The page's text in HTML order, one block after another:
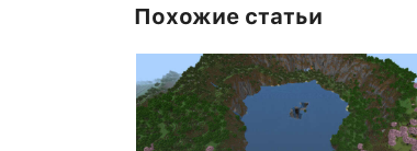
Похожие статьи